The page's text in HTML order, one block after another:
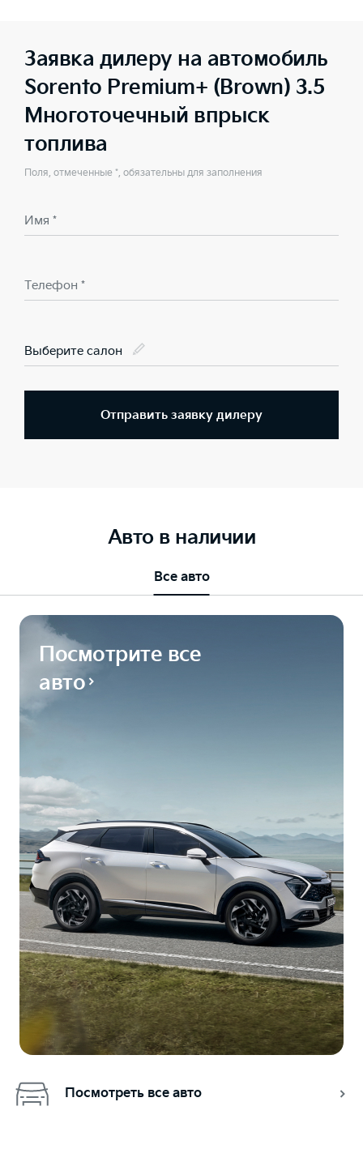
Заявка дилеру на автомобиль
Sorento Premium+ (Brown) 3.5
Многоточечный впрыск
топлива
Поля, отмеченные *, обязательны для заполнения
Имя *
Телефон *
Выберите салон
Отправить заявку дилеру
Авто в наличии
Все авто
Посмотрите все
авто
Посмотреть все авто